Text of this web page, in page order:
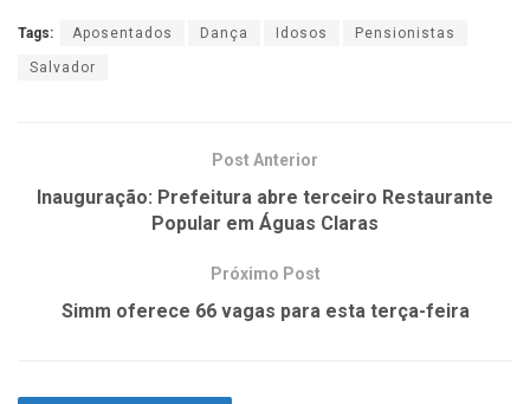
Tags: Aposentados Dança Idosos Pensionistas
Salvador
Post Anterior
Inauguração: Prefeitura abre terceiro Restaurante
Popular em Águas Claras
Próximo Post
Simm oferece 66 vagas para esta terça-feira